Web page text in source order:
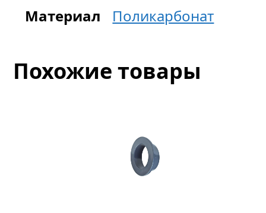
Материал Поликарбонат
Похожие товары